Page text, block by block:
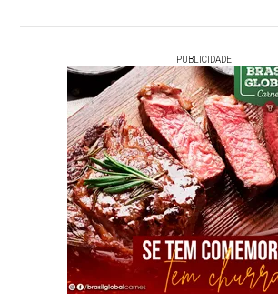
PUBLICIDADE